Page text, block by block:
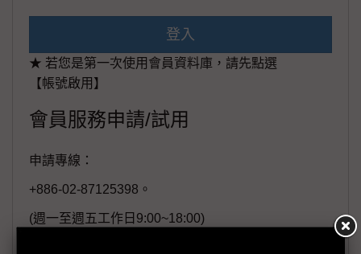
登入
★ 若您是第一次使用會員資料庫，請先點選
【帳號啟用】
會員服務申請/試用
申請專線：
+886-02-87125398。
(週一至週五工作日9:00~18:00)